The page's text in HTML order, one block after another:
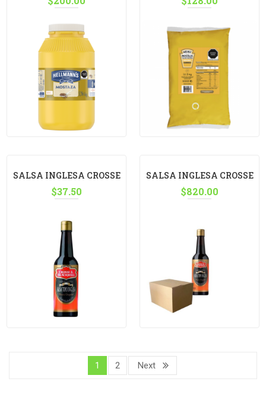
SALSA INGLESA CROSSE
& BLACKWELL 145ML
$37.50
SALSA INGLESA CROSSE
& BLACKWELL 145ML,
$820.00
1 2 Next